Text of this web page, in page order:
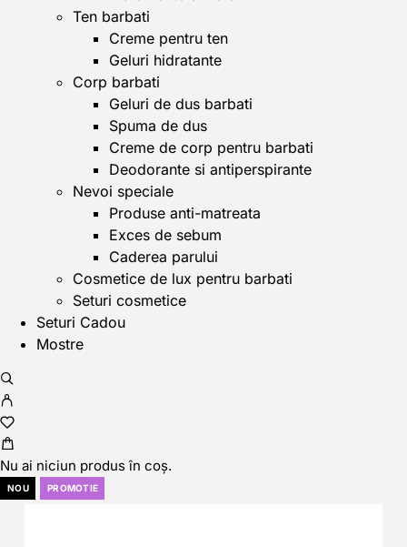
Ten barbati
Creme pentru ten
Geluri hidratante
Corp barbati
Geluri de dus barbati
Spuma de dus
Creme de corp pentru barbati
Deodorante si antiperspirante
Nevoi speciale
Produse anti-matreata
Exces de sebum
Caderea parului
Cosmetice de lux pentru barbati
Seturi cosmetice
Seturi Cadou
Mostre
Nu ai niciun produs în coș.
NOU PROMOTIE